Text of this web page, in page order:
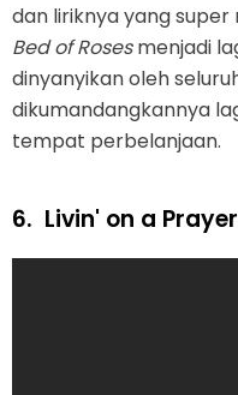
dan liriknya yang
Bed of Rosesmenjadi
dinyanyikan oleh
dikumandangkannya
tempat perbelanjaan.
6. Livin' on a